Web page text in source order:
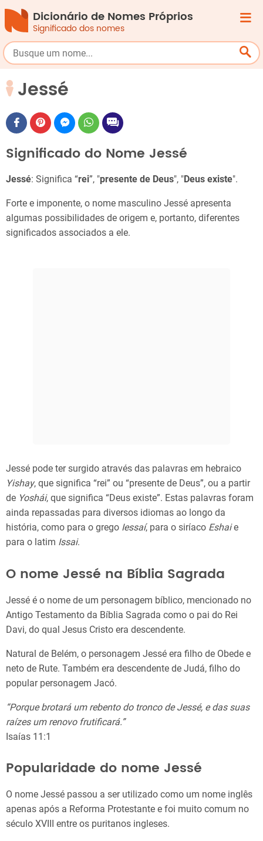
Dicionário de Nomes Próprios
Significado dos nomes
Jessé
Significado do Nome Jessé
Jessé: Significa “rei”, "presente de Deus", "Deus existe".
Forte e imponente, o nome masculino Jessé apresenta
algumas possibilidades de origem e, portanto, diferentes
significados associados a ele.
Jessé pode ter surgido através das palavras em hebraico
Yishay, que significa “rei” ou “presente de Deus”, ou a partir
de Yoshái, que significa “Deus existe”. Estas palavras foram
ainda repassadas para diversos idiomas ao longo da
história, como para o grego Iessaí, para o siríaco Eshaie
para o latim Issai.
O nome Jessé na Bíblia Sagrada
Jessé é o nome de um personagem bíblico, mencionado no
Antigo Testamento da Bíblia Sagrada como o pai do Rei
Davi, do qual Jesus Cristo era descendente.
Natural de Belém, o personagem Jessé era filho de Obede e
neto de Rute. Também era descendente de Judá, filho do
popular personagem Jacó.
“Porque brotará um rebento do tronco de Jessé, e das suas
raízes um renovo frutificará.”
Isaías 11:1
Popularidade do nome Jessé
O nome Jessé passou a ser utilizado como um nome inglês
apenas após a Reforma Protestante e foi muito comum no
século XVIII entre os puritanos ingleses.